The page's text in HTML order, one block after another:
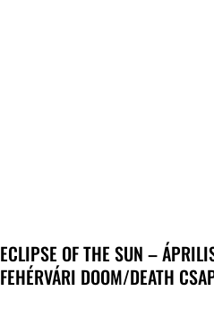
ECLIPSE OF THE SUN –
FEHÉRVÁRI DOOM/DEATH